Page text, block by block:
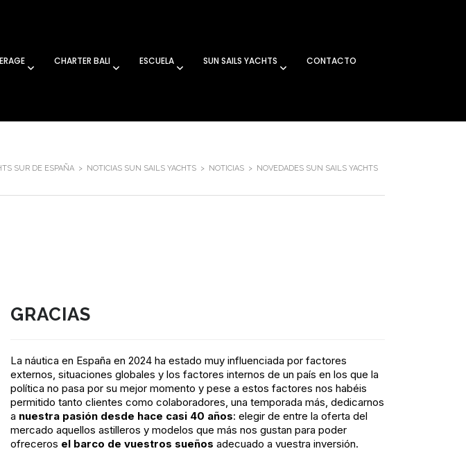
CHARTER BALI ESCUELA SUN SAILS YACHTS CONTACTO
SUR DE ESPAÑA > NOTICIAS SUN SAILS YACHTS > NOTICIAS > NOVEDADES SUN SAILS YACHTS
GRACIAS
La náutica en España en 2024 ha estado muy influenciada por factores
externos, situaciones globales y los factores internos de un país en los que la
política no pasa por su mejor momento y pese a estos factores nos habéis
permitido tanto clientes como colaboradores, una temporada más, dedicarnos
a nuestra pasión desde hace casi 40 años: elegir de entre la oferta del
mercado aquellos astilleros y modelos que más nos gustan para poder
ofreceros el barco de vuestros sueños adecuado a vuestra inversión.